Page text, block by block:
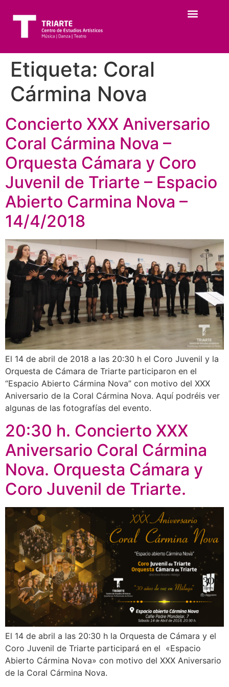
Etiqueta: Coral
Cármina Nova
Concierto XXX Aniversario
Coral Cármina Nova –
Orquesta Cámara y Coro
Juvenil de Triarte – Espacio
Abierto Carmina Nova –
14/4/2018
El 14 de abril de 2018 a las 20:30 h el Coro Juvenil y la
Orquesta de Cámara de Triarte participaron en el
“Espacio Abierto Cármina Nova” con motivo del XXX
Aniversario de la Coral Cármina Nova. Aquí podréis ver
algunas de las fotografías del evento.
20:30 h. Concierto XXX
Aniversario Coral Cármina
Nova. Orquesta Cámara y
Coro Juvenil de Triarte.
El 14 de abril a las 20:30 h la Orquesta de Cámara y el
Coro Juvenil de Triarte participará en el «Espacio
Abierto Cármina Nova» con motivo del XXX Aniversario
de la Coral Cármina Nova.